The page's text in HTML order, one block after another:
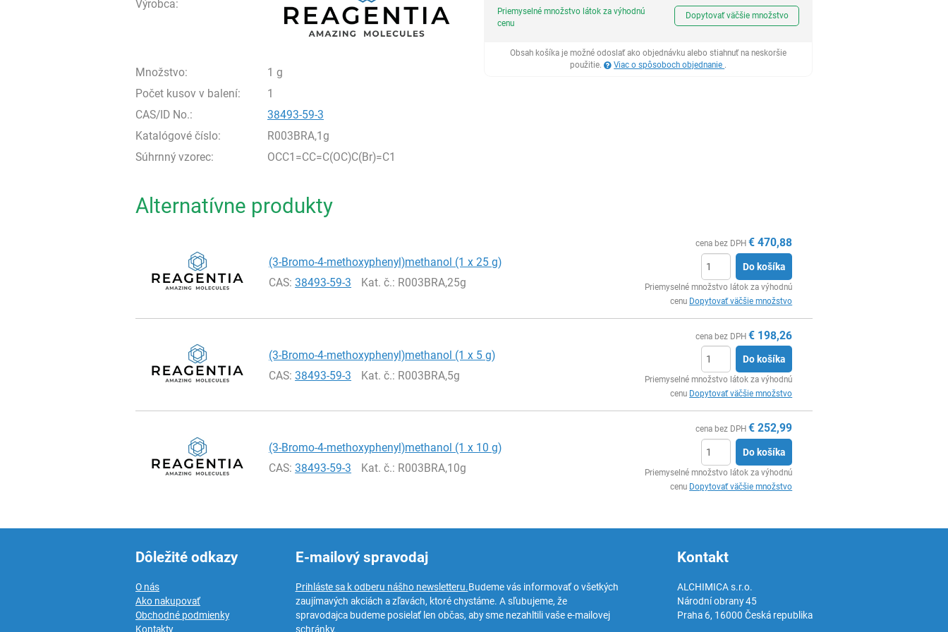
Výrobca:
Množstvo:
1 g
Počet kusov v balení:
1
CAS/ID No.:
38493-59-3
Katalógové číslo:
R003BRA,1g
Súhrnný vzorec:
OCC1=CC=C(OC)C(Br)=C1
Ks
Priemyselné množstvo látok za výhodnú
cenu
Dopytovať väčšie množstvo
Obsah košíka je možné odoslať ako objednávku alebo stiahnuť na neskoršie
použitie.
Viac o spôsoboch objednanie .
Alternatívne produkty
(3-Bromo-4-methoxyphenyl)methanol (1 x 25 g)
CAS:38493-59-3 Kat. č.: R003BRA,25g
cena bez DPH € 470,88
Do košíka
Priemyselné množstvo látok za výhodnú
cenu Dopytovať väčšie množstvo
(3-Bromo-4-methoxyphenyl)methanol (1 x 5 g)
CAS:38493-59-3 Kat. č.: R003BRA,5g
cena bez DPH € 198,26
Do košíka
Priemyselné množstvo látok za výhodnú
cenu Dopytovať väčšie množstvo
(3-Bromo-4-methoxyphenyl)methanol (1 x 10 g)
CAS:38493-59-3 Kat. č.: R003BRA,10g
cena bez DPH € 252,99
Do košíka
Priemyselné množstvo látok za výhodnú
cenu Dopytovať väčšie množstvo
Dôležité odkazy
O nás
Ako nakupovať
Obchodné podmienky
Kontakty
E-mailový spravodaj
Prihláste sa k odberu nášho newsletteru.Budeme vás informovať o všetkých
zaujímavých akciách a zľavách, ktoré chystáme. A sľubujeme, že
spravodajca budeme posielať len občas, aby sme nezahltili vaše e-mailovej
schránky.
Kontakt
ALCHIMICA s.r.o.
Národní obrany 45
Praha 6, 16000 Česká republika